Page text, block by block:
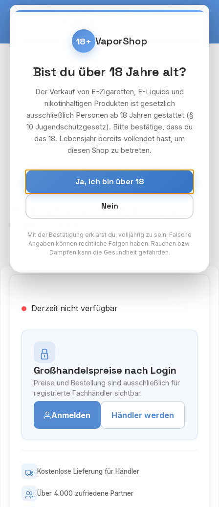
Zum Hauptinhalt springen
Bildergalerie überspringen
10x OnlyGrams - Candy Kush (H2
OnlyGrams H2 Paket
Derzeit nicht verfügbar
Großhandelspreise nach Login
Preise und Bestellung sind ausschließlich für
registrierte Fachhändler sichtbar.
Anmelden Händler werden
Kostenlose Lieferung für Händler
Über 4.000 zufriedene Partner
18+ VaporShop
Bist du über 18 Jahre alt?
Der Verkauf von E-Zigaretten, E-Liquids und
nikotinhaltigen Produkten ist gesetzlich
ausschließlich Personen ab 18 Jahren gestattet (§
10 Jugendschutzgesetz). Bitte bestätige, dass du
das 18. Lebensjahr bereits vollendet hast, um
diesen Shop zu betreten.
Ja, ich bin über 18
Nein
Mit der Bestätigung erklärst du, volljährig zu sein. Falsche
Angaben können rechtliche Folgen haben. Rauchen bzw.
Dampfen kann die Gesundheit gefährden.